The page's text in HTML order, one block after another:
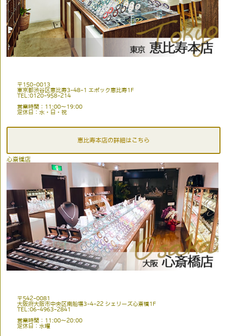
〒150-0013
東京都渋谷区恵比寿3-48-1 エポック恵比寿1F
TEL:0120-958-214
営業時間：11:00〜19:00
定休日：水・日・祝
恵比寿本店の詳細はこちら
心斎橋店
〒542-0081
大阪府大阪市中央区南船場3-4-22 シェリーズ心斎橋1F
TEL:06-4963-2841
営業時間：11:00〜20:00
定休日：水曜